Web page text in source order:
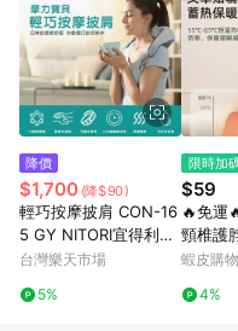
使用APP、或中途瀏覽比價網
由網頁版(電腦版/手機版網頁)
無法進行 LINE POINTS 回饋。 (5) LINE 購物為購物資訊整合性
平台，商品資料更新會有時間
位、贈品與台灣樂天市場銷售
(6) 導購訂單已逾 365 天，根
點數回饋或點數回饋有爭議，
追訴之權利，活動詳情以樂天
降價
$1,700 (降$90)
輕巧按摩披肩 CON-16
5 GY NITORI宜得利家
居
台灣樂天市場
5%
限時加
$59
🔥免運
頸椎護
冬空調
蝦皮購物
4%